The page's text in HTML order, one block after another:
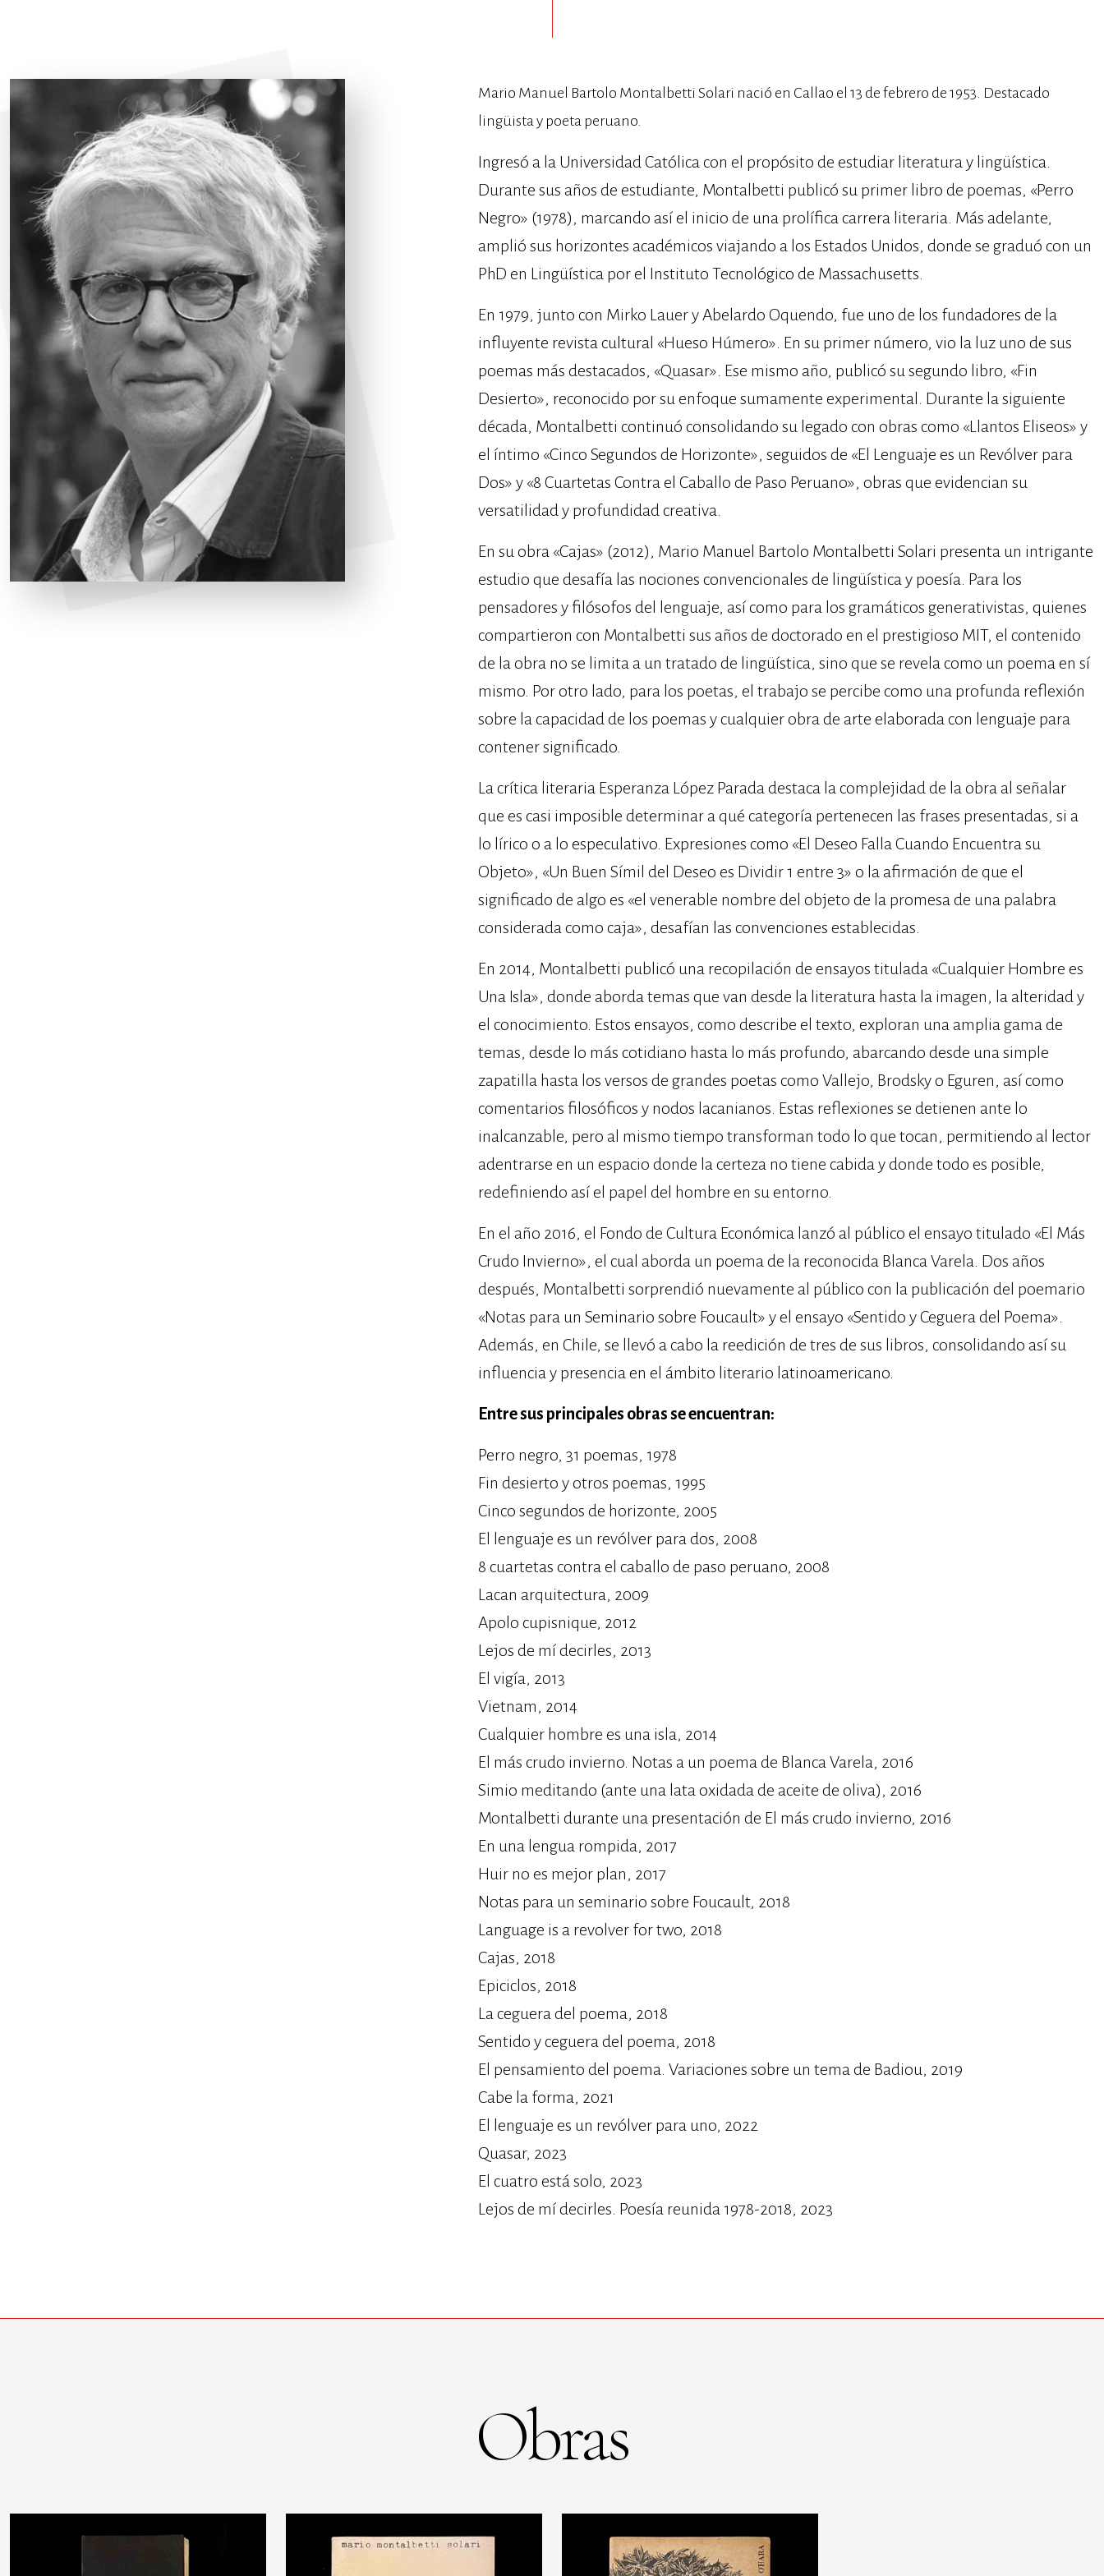
Mario Manuel Bartolo Montalbetti Solari nació en Callao el 13 de febrero de 1953. Destacado
lingüista y poeta peruano.
Ingresó a la Universidad Católica con el propósito de estudiar literatura y lingüística.
Durante sus años de estudiante, Montalbetti publicó su primer libro de poemas, «Perro
Negro» (1978), marcando así el inicio de una prolífica carrera literaria. Más adelante,
amplió sus horizontes académicos viajando a los Estados Unidos, donde se graduó con un
PhD en Lingüística por el Instituto Tecnológico de Massachusetts.
En 1979, junto con Mirko Lauer y Abelardo Oquendo, fue uno de los fundadores de la
influyente revista cultural «Hueso Húmero». En su primer número, vio la luz uno de sus
poemas más destacados, «Quasar». Ese mismo año, publicó su segundo libro, «Fin
Desierto», reconocido por su enfoque sumamente experimental. Durante la siguiente
década, Montalbetti continuó consolidando su legado con obras como «Llantos Eliseos» y
el íntimo «Cinco Segundos de Horizonte», seguidos de «El Lenguaje es un Revólver para
Dos» y «8 Cuartetas Contra el Caballo de Paso Peruano», obras que evidencian su
versatilidad y profundidad creativa.
En su obra «Cajas» (2012), Mario Manuel Bartolo Montalbetti Solari presenta un intrigante
estudio que desafía las nociones convencionales de lingüística y poesía. Para los
pensadores y filósofos del lenguaje, así como para los gramáticos generativistas, quienes
compartieron con Montalbetti sus años de doctorado en el prestigioso MIT, el contenido
de la obra no se limita a un tratado de lingüística, sino que se revela como un poema en sí
mismo. Por otro lado, para los poetas, el trabajo se percibe como una profunda reflexión
sobre la capacidad de los poemas y cualquier obra de arte elaborada con lenguaje para
contener significado.
La crítica literaria Esperanza López Parada destaca la complejidad de la obra al señalar
que es casi imposible determinar a qué categoría pertenecen las frases presentadas, si a
lo lírico o a lo especulativo. Expresiones como «El Deseo Falla Cuando Encuentra su
Objeto», «Un Buen Símil del Deseo es Dividir 1 entre 3» o la afirmación de que el
significado de algo es «el venerable nombre del objeto de la promesa de una palabra
considerada como caja», desafían las convenciones establecidas.
En 2014, Montalbetti publicó una recopilación de ensayos titulada «Cualquier Hombre es
Una Isla», donde aborda temas que van desde la literatura hasta la imagen, la alteridad y
el conocimiento. Estos ensayos, como describe el texto, exploran una amplia gama de
temas, desde lo más cotidiano hasta lo más profundo, abarcando desde una simple
zapatilla hasta los versos de grandes poetas como Vallejo, Brodsky o Eguren, así como
comentarios filosóficos y nodos lacanianos. Estas reflexiones se detienen ante lo
inalcanzable, pero al mismo tiempo transforman todo lo que tocan, permitiendo al lector
adentrarse en un espacio donde la certeza no tiene cabida y donde todo es posible,
redefiniendo así el papel del hombre en su entorno.
En el año 2016, el Fondo de Cultura Económica lanzó al público el ensayo titulado «El Más
Crudo Invierno», el cual aborda un poema de la reconocida Blanca Varela. Dos años
después, Montalbetti sorprendió nuevamente al público con la publicación del poemario
«Notas para un Seminario sobre Foucault» y el ensayo «Sentido y Ceguera del Poema».
Además, en Chile, se llevó a cabo la reedición de tres de sus libros, consolidando así su
influencia y presencia en el ámbito literario latinoamericano.
Entre sus principales obras se encuentran:
Perro negro, 31 poemas, 1978
Fin desierto y otros poemas, 1995
Cinco segundos de horizonte, 2005
El lenguaje es un revólver para dos, 2008
8 cuartetas contra el caballo de paso peruano, 2008
Lacan arquitectura, 2009
Apolo cupisnique, 2012
Lejos de mí decirles, 2013
El vigía, 2013
Vietnam, 2014
Cualquier hombre es una isla, 2014
El más crudo invierno. Notas a un poema de Blanca Varela, 2016
Simio meditando (ante una lata oxidada de aceite de oliva), 2016
Montalbetti durante una presentación de El más crudo invierno, 2016
En una lengua rompida, 2017
Huir no es mejor plan, 2017
Notas para un seminario sobre Foucault, 2018
Language is a revolver for two, 2018
Cajas, 2018
Epiciclos, 2018
La ceguera del poema, 2018
Sentido y ceguera del poema, 2018
El pensamiento del poema. Variaciones sobre un tema de Badiou, 2019
Cabe la forma, 2021
El lenguaje es un revólver para uno, 2022
Quasar, 2023
El cuatro está solo, 2023
Lejos de mí decirles. Poesía reunida 1978-2018, 2023
Obras